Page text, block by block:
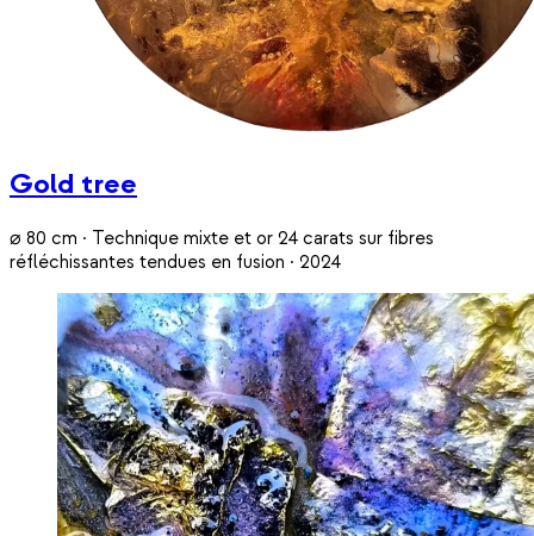
Gold tree
⌀ 80 cm · Technique mixte et or 24 carats sur fibres
réfléchissantes tendues en fusion · 2024